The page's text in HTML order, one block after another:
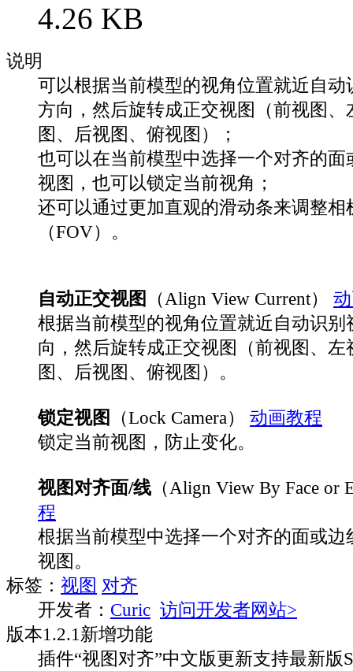
4.26 KB
说明
可以根据当前模型的视角位置就近自动
方向，然后旋转成正交视图（前视图、
图、后视图、俯视图）；
也可以在当前模型中选择一个对齐的面
视图，也可以锁定当前视角；
还可以通过更加直观的滑动条来调整相
（FOV）。
自动正交视图 （Align View Current）
根据当前模型的视角位置就近自动识别
向，然后旋转成正交视图（前视图、左
图、后视图、俯视图）。
锁定视图 （Lock Camera）
动画教程
锁定当前视图，防止变化。
视图对齐面/线 （Align View By Face or
程
根据当前模型中选择一个对齐的面或边
视图。
标签： 视图 对齐
开发者： Curic 访问开发者网站>
版本1.2.1 新增功能
插件“视图对齐”中文版更新支持最新版